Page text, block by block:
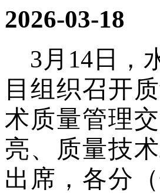
2026-03-18
3 月 14日，
目 组织召开
术质量管理
亮、质量技
出席，各分